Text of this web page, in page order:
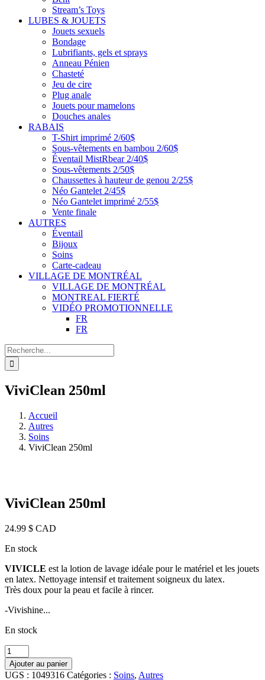
Stream’s Toys
LUBES & JOUETS
Jouets sexuels
Bondage
Lubrifiants, gels et sprays
Anneau Pénien
Chasteté
Jeu de cire
Plug anale
Jouets pour mamelons
Douches anales
RABAIS
T-Shirt imprimé 2/60$
Sous-vêtements en bambou 2/60$
Éventail MistRbear 2/40$
Sous-vêtements 2/50$
Chaussettes à hauteur de genou 2/25$
Néo Gantelet 2/45$
Néo Gantelet imprimé 2/55$
Vente finale
AUTRES
Éventail
Bijoux
Soins
Carte-cadeau
VILLAGE DE MONTRÉAL
VILLAGE DE MONTRÉAL
MONTREAL FIERTÉ
VIDÉO PROMOTIONNELLE
FR
FR
Recherche
de
:
ViviClean 250ml
Accueil
Autres
Soins
ViviClean 250ml
ViviClean 250ml
24.99 $ CAD
En stock
VIVICLE est la lotion de lavage idéale pour le matériel et les jouets
en latex. Nettoyage intensif et traitement soigneux du latex.
Très doux pour la peau et facile à rincer.
-Vivishine...
En stock
quantité
de
ViviClean
Ajouter au panier
UGS : 1049316 Catégories : Soins, Autres